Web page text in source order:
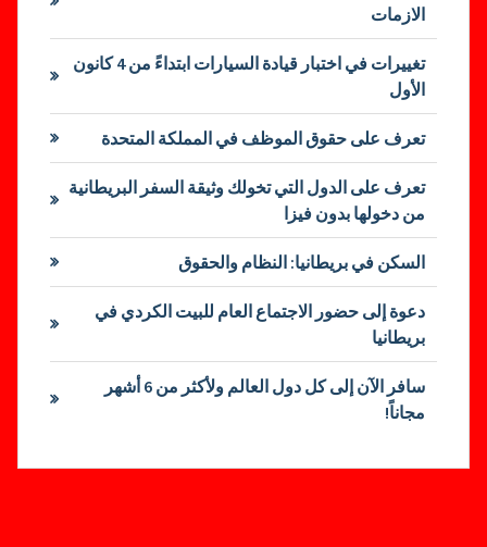
الازمات
تغييرات في اختبار قيادة السيارات ابتداءً من 4 كانون
الأول
تعرف على حقوق الموظف في المملكة المتحدة
تعرف على الدول التي تخولك وثيقة السفر البريطانية
من دخولها بدون فيزا
السكن في بريطانيا: النظام والحقوق
دعوة إلى حضور الاجتماع العام للبيت الكردي في
بريطانيا
سافر الآن إلى كل دول العالم ولأكثر من 6 أشهر
مجاناً!